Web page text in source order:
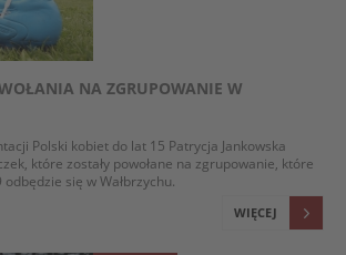
NA ZGRUPOWANIE W
Polski kobiet do lat 15 Patrycja Jankowska
które zostały powołane na zgrupowanie, które
się w Wałbrzychu.
WIĘCEJ